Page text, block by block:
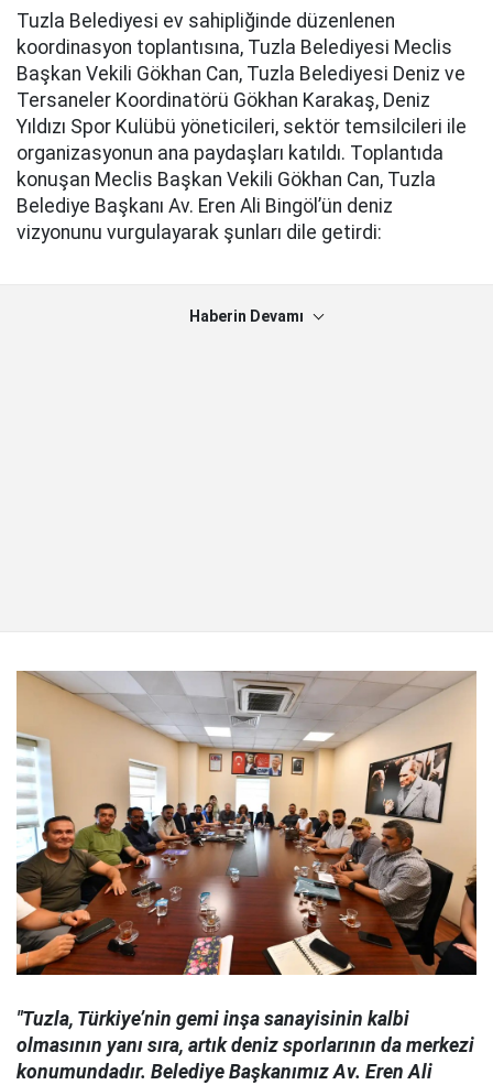
Tuzla Belediyesi ev sahipliğinde düzenlenen
koordinasyon toplantısına, Tuzla Belediyesi Meclis
Başkan Vekili Gökhan Can, Tuzla Belediyesi Deniz ve
Tersaneler Koordinatörü Gökhan Karakaş, Deniz
Yıldızı Spor Kulübü yöneticileri, sektör temsilcileri ile
organizasyonun ana paydaşları katıldı. Toplantıda
konuşan Meclis Başkan Vekili Gökhan Can, Tuzla
Belediye Başkanı Av. Eren Ali Bingöl’ün deniz
vizyonunu vurgulayarak şunları dile getirdi:
Haberin Devamı
"Tuzla, Türkiye’nin gemi inşa sanayisinin kalbi
olmasının yanı sıra, artık deniz sporlarının da merkezi
konumundadır. Belediye Başkanımız Av. Eren Ali